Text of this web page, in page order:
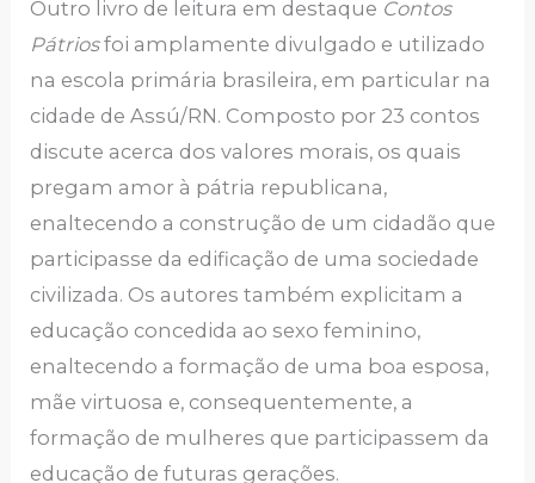
Outro livro de leitura em destaque Contos
Pátriosfoi amplamente divulgado e utilizado
na escola primária brasileira, em particular na
cidade de Assú/RN. Composto por 23 contos
discute acerca dos valores morais, os quais
pregam amor à pátria republicana,
enaltecendo a construção de um cidadão que
participasse da edificação de uma sociedade
civilizada. Os autores também explicitam a
educação concedida ao sexo feminino,
enaltecendo a formação de uma boa esposa,
mãe virtuosa e, consequentemente, a
formação de mulheres que participassem da
educação de futuras gerações.